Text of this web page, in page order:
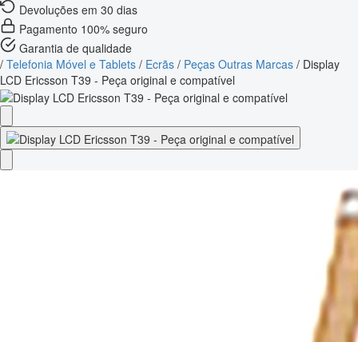
Devoluções em 30 dias
Pagamento 100% seguro
Garantia de qualidade
/ Telefonia Móvel e Tablets / Ecrãs / Peças Outras Marcas / Display
LCD Ericsson T39 - Peça original e compatível